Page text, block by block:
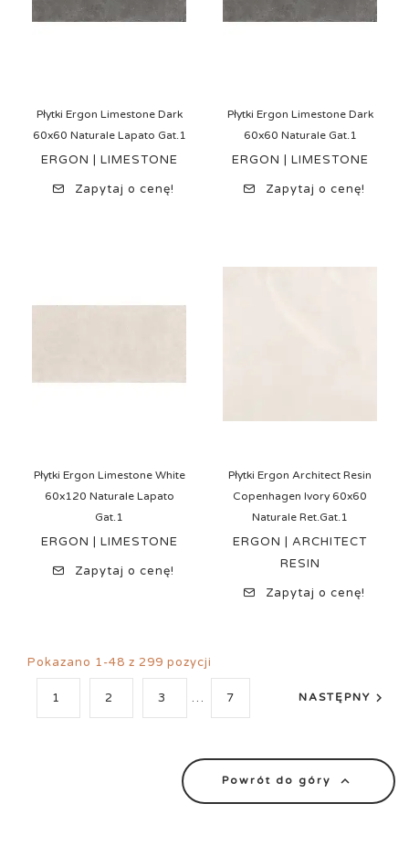
Płytki Ergon Limestone Dark
60x60 Naturale Lapato Gat.1
ERGON | LIMESTONE
Zapytaj o cenę!
Płytki Ergon Limestone Dark
60x60 Naturale Gat.1
ERGON | LIMESTONE
Zapytaj o cenę!
Płytki Ergon Limestone White
60x120 Naturale Lapato
Gat.1
ERGON | LIMESTONE
Zapytaj o cenę!
Płytki Ergon Architect Resin
Copenhagen Ivory 60x60
Naturale Ret.Gat.1
ERGON | ARCHITECT
RESIN
Zapytaj o cenę!
Pokazano 1-48 z 299 pozycji
1 2 3 … 7 NASTĘPNY 
Powrót do góry 